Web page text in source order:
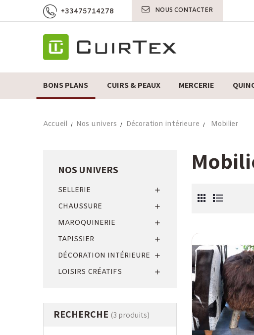
+33475714278 NOUS CONTACTER
BONS PLANS CUIRS & PEAUX MERCERIE
Accueil Nos univers Décoration intérieure Mobilier
NOS UNIVERS
SELLERIE 
CHAUSSURE 
MAROQUINERIE 
TAPISSIER 
DÉCORATION INTÉRIEURE 
LOISIRS CRÉATIFS 
RECHERCHE (3 produits)